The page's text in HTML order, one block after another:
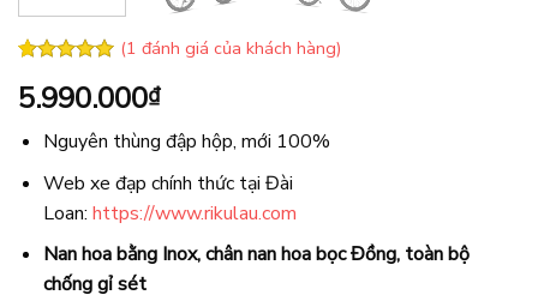
dựa trên
(1 đánh giá của khách hàng)
5.990.000₫
Nguyên thùng đập hộp, mới 100%
Web xe đạp chính thức tại Đài
Loan: https://www.rikulau.com
Nan hoa bằng Inox, chân nan hoa bọc Đồng, toàn bộ
chống gỉ sét